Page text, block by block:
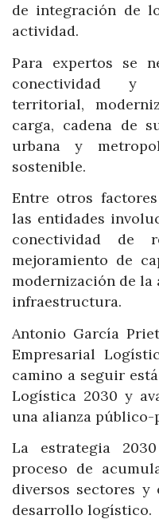
de integración de
actividad.
Para expertos se
conectividad y
territorial,
carga, cadena de
urbana y
sostenible.
Entre otros
las entidades
conectividad de
mejoramiento de
modernización de la
infraestructura.
Antonio García
Empresarial
camino a seguir
Logística 2030 y
una alianza público-
La estrategia
proceso de
diversos sectores
desarrollo logístico.